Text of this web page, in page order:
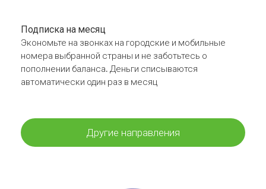
Подписка на месяц
Экономьте на звонках на городские и мобильные
номера выбранной страны и не заботьтесь о
пополнении баланса. Деньги списываются
автоматически один раз в месяц
Другие направления